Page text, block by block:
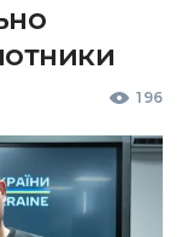
196